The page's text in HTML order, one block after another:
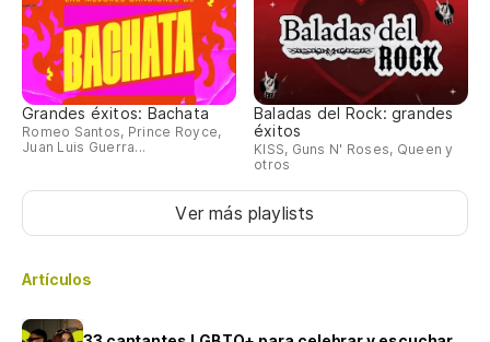
Grandes éxitos: Bachata
Romeo Santos, Prince Royce,
Juan Luis Guerra...
Baladas del Rock: grandes
éxitos
KISS, Guns N' Roses, Queen y
otros
Ver más playlists
Artículos